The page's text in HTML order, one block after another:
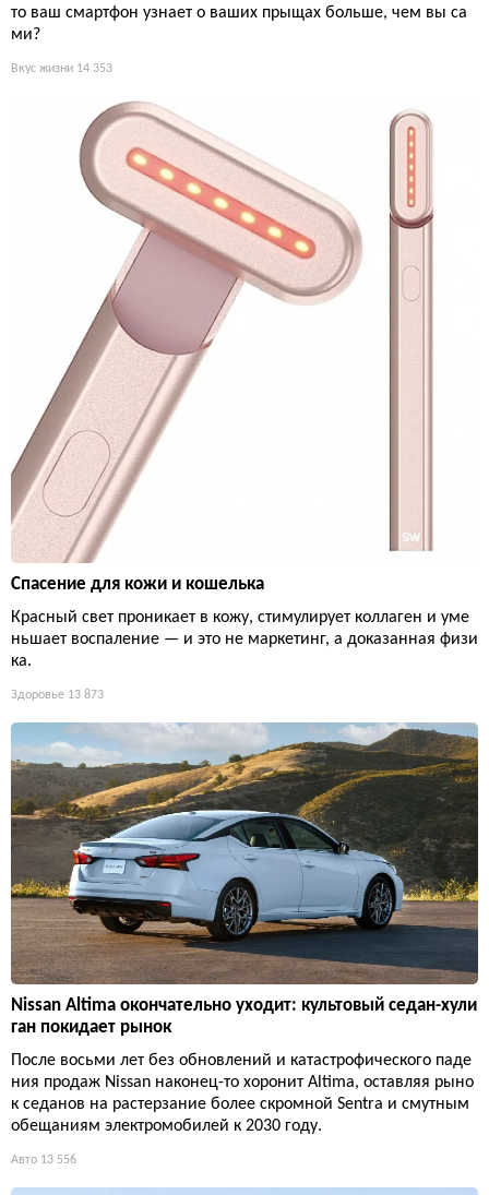
то ваш смартфон узнает о ваших прыщах больше, чем вы са
ми?
Вкус жизни 14 353
Спасение для кожи и кошелька
Красный свет проникает в кожу, стимулирует коллаген и уме
ньшает воспаление — и это не маркетинг, а доказанная физи
ка.
Здоровье 13 873
Nissan Altima окончательно уходит: культовый седан-хули
ган покидает рынок
После восьми лет без обновлений и катастрофического паде
ния продаж Nissan наконец-то хоронит Altima, оставляя рыно
к седанов на растерзание более скромной Sentra и смутным
обещаниям электромобилей к 2030 году.
Авто 13 556